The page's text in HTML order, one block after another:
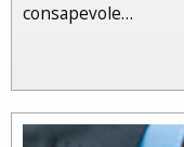
consapevole…